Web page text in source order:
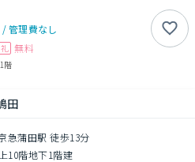
/管理費なし
礼 無料
1階
田
急蒲田駅 徒歩13分
10階地下1階建